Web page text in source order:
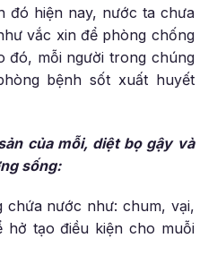
đó hiện nay, nước ta chưa
vắc xin để phòng chống
đó, mỗi người trong chúng
bệnh sốt xuất huyết
của mỗi, diệt bọ gậy và
sống:
chứa nước như: chum, vại,
hở tạo điều kiện cho muỗi